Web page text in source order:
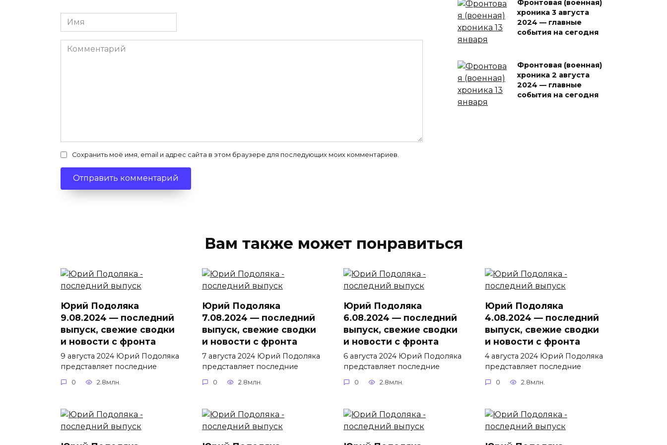
Имя
*
Комментарий
Сохранить моё имя, email и адрес сайта в этом браузере для последующих моих комментариев.
Фронтовая (военная)
хроника 3 августа
2024 — главные
события на сегодня
Фронтовая (военная)
хроника 2 августа
2024 — главные
события на сегодня
Вам также может понравиться
Юрий Подоляка
9.08.2024 — последний
выпуск, свежие сводки
и новости с фронта
9 августа 2024 Юрий Подоляка
представляет последние
0 2.8млн.
Юрий Подоляка
7.08.2024 — последний
выпуск, свежие сводки
и новости с фронта
7 августа 2024 Юрий Подоляка
представляет последние
0 2.8млн.
Юрий Подоляка
6.08.2024 — последний
выпуск, свежие сводки
и новости с фронта
6 августа 2024 Юрий Подоляка
представляет последние
0 2.8млн.
Юрий Подоляка
4.08.2024 — последний
выпуск, свежие сводки
и новости с фронта
4 августа 2024 Юрий Подоляка
представляет последние
0 2.8млн.